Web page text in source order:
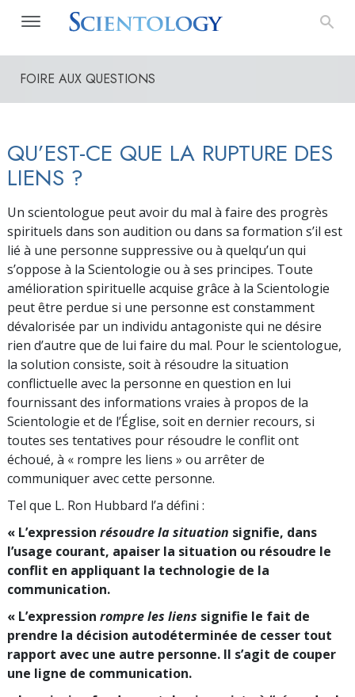
FOIRE AUX QUESTIONS
QU’EST-CE QUE LA RUPTURE DES
LIENS ?
Un scientologue peut avoir du mal à faire des progrès
spirituels dans son audition ou dans sa formation s’il est
lié à une personne suppressive ou à quelqu’un qui
s’oppose à la Scientologie ou à ses principes. Toute
amélioration spirituelle acquise grâce à la Scientologie
peut être perdue si une personne est constamment
dévalorisée par un individu antagoniste qui ne désire
rien d’autre que de lui faire du mal. Pour le scientologue,
la solution consiste, soit à résoudre la situation
conflictuelle avec la personne en question en lui
fournissant des informations vraies à propos de la
Scientologie et de l’Église, soit en dernier recours, si
toutes ses tentatives pour résoudre le conflit ont
échoué, à « rompre les liens » ou arrêter de
communiquer avec cette personne.
Tel que L. Ron Hubbard l’a défini :
« L’expres­sion résoudre la situation signifie, dans
l’usage courant, apaiser la situation ou résoudre le
conflit en appliquant la technologie de la
communication.
« L’expression rompre les liens signifie le fait de
prendre la décision autodéterminée de cesser tout
rapport avec une autre personne. Il s’agit de couper
une ligne de communication.